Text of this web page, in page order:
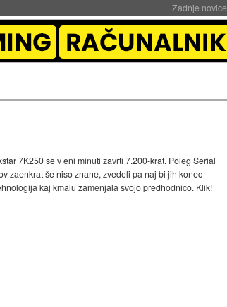
Zadnje novice
7K250 se v eni minuti zavrti 7.200-krat. Poleg Serial
zaenkrat še niso znane, zvedeli pa naj bi jih konec
kaj kmalu zamenjala svojo predhodnico. Klik!